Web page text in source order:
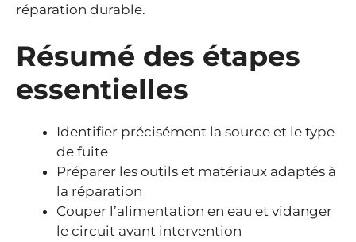
réparation durable.
Résumé des étapes
essentielles
Identifier précisément la source et le type
de fuite
Préparer les outils et matériaux adaptés à
la réparation
Couper l’alimentation en eau et vidanger
le circuit avant intervention